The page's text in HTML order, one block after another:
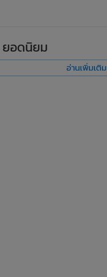
ยอดนิยม
อ่านเพิ่มเติม